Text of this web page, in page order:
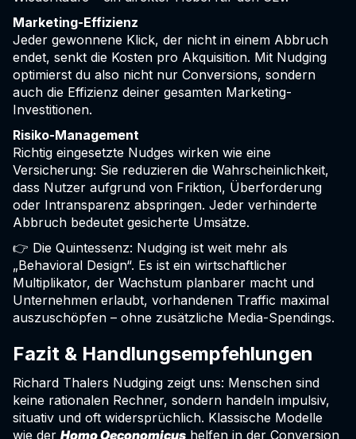
Marketing-Effizienz
Jeder gewonnene Klick, der nicht in einem Abbruch
endet, senkt die Kosten pro Akquisition. Mit Nudging
optimierst du also nicht nur Conversions, sondern
auch die Effizienz deiner gesamten Marketing-
Investitionen.
Risiko-Management
Richtig eingesetzte Nudges wirken wie eine
Versicherung: Sie reduzieren die Wahrscheinlichkeit,
dass Nutzer aufgrund von Friktion, Überforderung
oder Intransparenz abspringen. Jeder verhinderte
Abbruch bedeutet gesicherte Umsätze.
👉 Die Quintessenz: Nudging ist weit mehr als
„Behavioral Design“. Es ist ein wirtschaftlicher
Multiplikator, der Wachstum planbarer macht und
Unternehmen erlaubt, vorhandenen Traffic maximal
auszuschöpfen – ohne zusätzliche Media-Spendings.
Fazit & Handlungsempfehlungen
Richard Thalers Nudging zeigt uns: Menschen sind
keine rationalen Rechner, sondern handeln impulsiv,
situativ und oft widersprüchlich. Klassische Modelle
wie der Homo Oeconomicus helfen in der Conversion